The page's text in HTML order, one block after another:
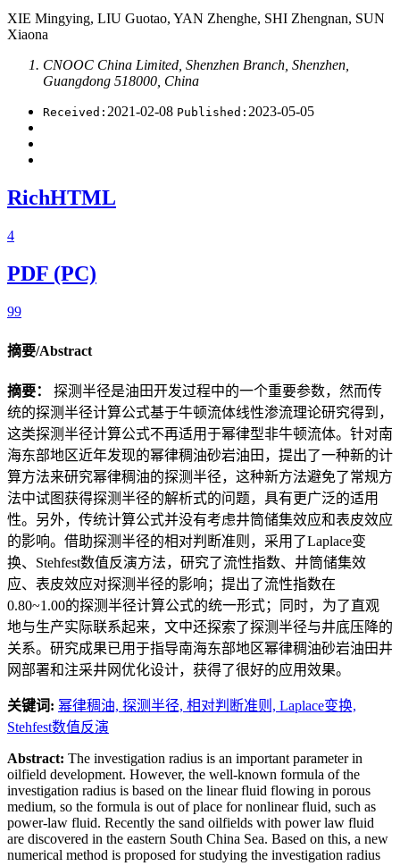
XIE Mingying, LIU Guotao, YAN Zhenghe, SHI Zhengnan, SUN
Xiaona
CNOOC China Limited, Shenzhen Branch, Shenzhen,
Guangdong 518000, China
Received: 2021-02-08 Published: 2023-05-05
RichHTML
4
PDF (PC)
99
摘要/Abstract
摘要： 探测半径是油田开发过程中的一个重要参数，然而传
统的探测半径计算公式基于牛顿流体线性渗流理论研究得到，
这类探测半径计算公式不再适用于幂律型非牛顿流体。针对南
海东部地区近年发现的幂律稠油砂岩油田，提出了一种新的计
算方法来研究幂律稠油的探测半径，这种新方法避免了常规方
法中试图获得探测半径的解析式的问题，具有更广泛的适用
性。另外，传统计算公式并没有考虑井筒储集效应和表皮效应
的影响。借助探测半径的相对判断准则，采用了Laplace变
换、Stehfest数值反演方法，研究了流性指数、井筒储集效
应、表皮效应对探测半径的影响；提出了流性指数在
0.80~1.00的探测半径计算公式的统一形式；同时，为了直观
地与生产实际联系起来，文中还探索了探测半径与井底压降的
关系。研究成果已用于指导南海东部地区幂律稠油砂岩油田井
网部署和注采井网优化设计，获得了很好的应用效果。
关键词: 幂律稠油, 探测半径, 相对判断准则, Laplace变换,
Stehfest数值反演
Abstract: The investigation radius is an important parameter in
oilfield development. However, the well-known formula of the
investigation radius is based on the linear fluid flowing in porous
medium, so the formula is out of place for nonlinear fluid, such as
power-law fluid. Recently the sand oilfields with power law fluid
are discovered in the eastern South China Sea. Based on this, a new
numerical method is proposed for studying the investigation radius